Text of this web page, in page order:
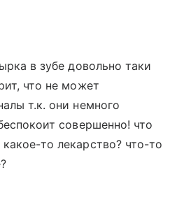
в зубе довольно таки
что не может
т.к. они немного
совершенно! что
то лекарство? что-то